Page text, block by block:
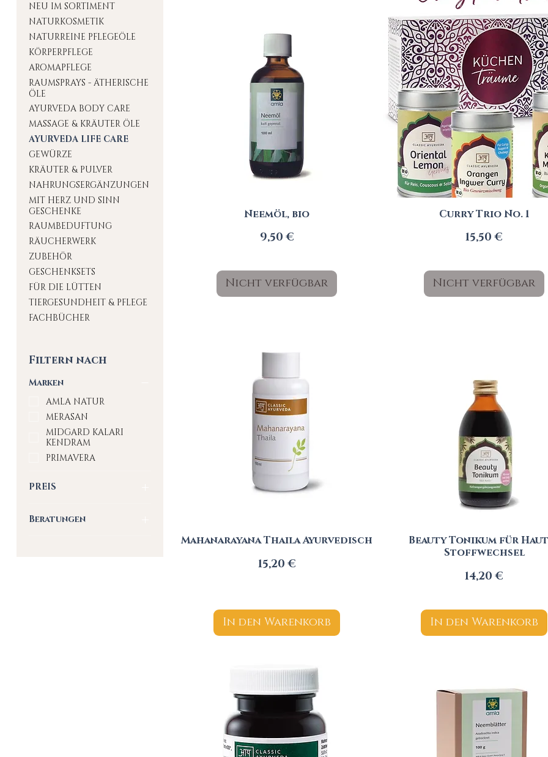
NEU IM SORTIMENT
NATURKOSMETIK
NATURREINE PFLEGEÖLE
KÖRPERPFLEGE
AROMAPFLEGE
RAUMSPRAYS - ÄTHERISCHE
ÖLE
AYURVEDA BODY CARE
MASSAGE & KRÄUTER ÖLE
AYURVEDA LIFE CARE
GEWÜRZE
KRÄUTER & PULVER
NAHRUNGSERGÄNZUNGEN
MIT HERZ UND SINN
GESCHENKE
RAUMBEDUFTUNG
RÄUCHERWERK
ZUBEHÖR
GESCHENKSETS
FÜR DIE LÜTTEN
TIERGESUNDHEIT & PFLEGE
FACHBÜCHER
Filtern nach
Marken
AMLA NATUR
MERASAN
MIDGARD KALARI
KENDRAM
PRIMAVERA
PREIS
4 €
Beratungen
Neemöl, bio
Preis
9,50 €
Nicht verfügbar
Curry Trio No. 1
Preis
15,50 €
Nicht verfügbar
Mahanarayana Thaila Ayurvedisch
Preis
15,20 €
In den Warenkorb
Beauty Tonikum für
Stoffwechsel
Preis
14,20 €
In den Warenkorb